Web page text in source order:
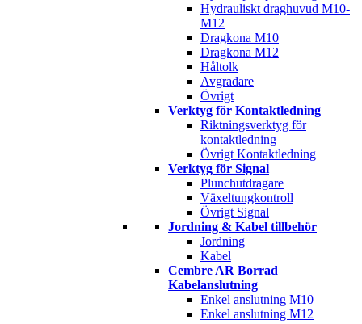
Hydrauliskt draghuvud M10-
M12
Dragkona M10
Dragkona M12
Håltolk
Avgradare
Övrigt
Verktyg för Kontaktledning
Riktningsverktyg för
kontaktledning
Övrigt Kontaktledning
Verktyg för Signal
Plunchutdragare
Växeltungkontroll
Övrigt Signal
Jordning & Kabel tillbehör
Jordning
Kabel
Cembre AR Borrad
Kabelanslutning
Enkel anslutning M10
Enkel anslutning M12